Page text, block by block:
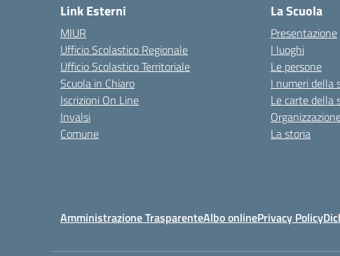
Link Esterni
MIUR
Ufficio Scolastico Regionale
Ufficio Scolastico Territoriale
Scuola in Chiaro
Iscrizioni On Line
Invalsi
Comune
La Scuola
Presentazione
I luoghi
Le persone
I numeri della
Le carte della
La storia
Amministrazione TrasparenteAlbo onlinePrivacy Policy